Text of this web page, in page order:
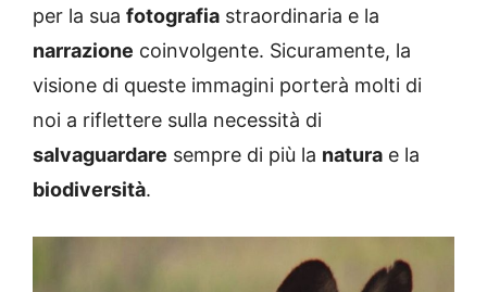
per la sua fotografia straordinaria e la
narrazione coinvolgente. Sicuramente, la
visione di queste immagini porterà molti di
noi a riflettere sulla necessità di
salvaguardare sempre di più la natura e la
biodiversità.